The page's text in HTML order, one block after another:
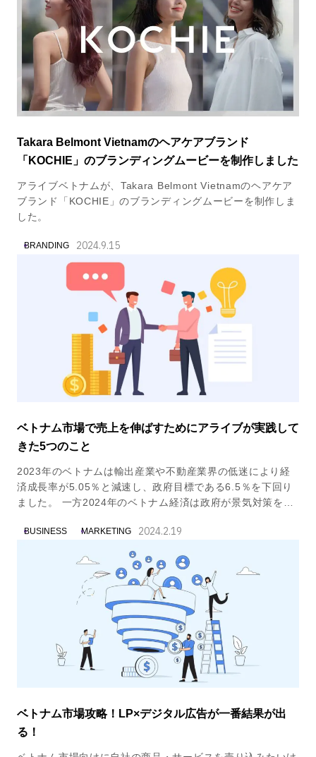
Takara Belmont Vietnamのヘアケアブランド
「KOCHIE」のブランディングムービーを制作しました
アライブベトナムが、Takara Belmont Vietnamのヘアケア
ブランド「KOCHIE」のブランディングムービーを制作しま
した。
BRANDING 2024.9.15
ベトナム市場で売上を伸ばすためにアライブが実践して
きた5つのこと
2023年のベトナムは輸出産業や不動産業界の低迷により経
済成長率が5.05％と減速し、政府目標である6.5％を下回り
ました。 一方2024年のベトナム経済は政府が景気対策を打
す。
BUSINESS MARKETING 2024.2.19
ベトナム市場攻略！LP×デジタル広告が一番結果が出
る！